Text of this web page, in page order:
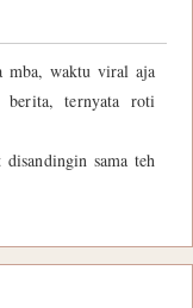
mba, waktu viral aja
berita, ternyata roti
sama teh